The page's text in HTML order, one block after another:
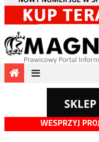
WESPRZYJ